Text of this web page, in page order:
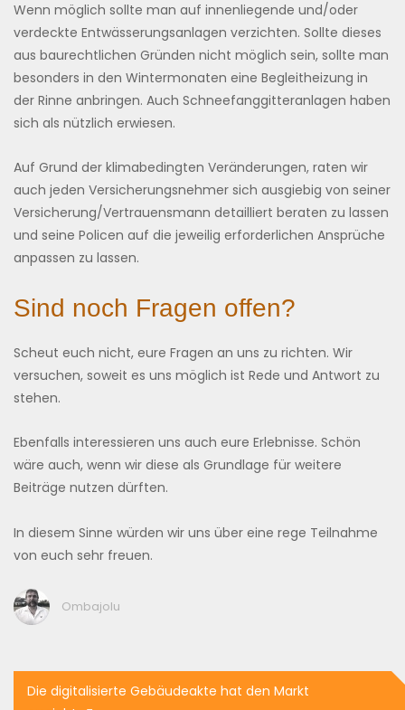
Wenn möglich sollte man auf innenliegende und/oder
verdeckte Entwässerungsanlagen verzichten. Sollte dieses
aus baurechtlichen Gründen nicht möglich sein, sollte man
besonders in den Wintermonaten eine Begleitheizung in
der Rinne anbringen. Auch Schneefanggitteranlagen haben
sich als nützlich erwiesen.
Auf Grund der klimabedingten Veränderungen, raten wir
auch jeden Versicherungsnehmer sich ausgiebig von seiner
Versicherung/Vertrauensmann detailliert beraten zu lassen
und seine Policen auf die jeweilig erforderlichen Ansprüche
anpassen zu lassen.
Sind noch Fragen offen?
Scheut euch nicht, eure Fragen an uns zu richten. Wir
versuchen, soweit es uns möglich ist Rede und Antwort zu
stehen.
Ebenfalls interessieren uns auch eure Erlebnisse. Schön
wäre auch, wenn wir diese als Grundlage für weitere
Beiträge nutzen dürften.
In diesem Sinne würden wir uns über eine rege Teilnahme
von euch sehr freuen.
Ombajolu
Beitragsnavigation
Die digitalisierte Gebäudeakte hat den Markt